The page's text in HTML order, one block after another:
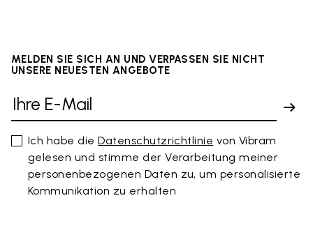
MELDEN SIE SICH AN UND VERPASSEN SIE NICHT
UNSERE NEUESTEN ANGEBOTE
Ich habe dieDatenschutzrichtlinie von Vibram
gelesen und stimme der Verarbeitung meiner
personenbezogenen Daten zu, um personalisierte
Kommunikation zu erhalten